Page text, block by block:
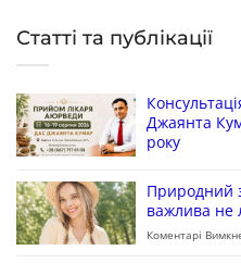
Статті та публікації
Джаянта
року
Природний
важлива не
Коментарі